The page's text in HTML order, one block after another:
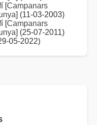
[Campanars
] (11-03-2003)
[Campanars
] (25-07-2011)
05-2022)